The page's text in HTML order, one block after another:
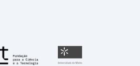
Fundação para a